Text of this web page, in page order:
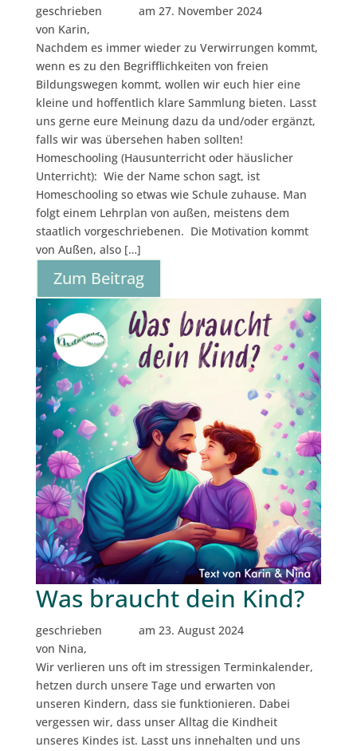
geschrieben
von Karin,
am 27. November 2024
Nachdem es immer wieder zu Verwirrungen kommt,
wenn es zu den Begrifflichkeiten von freien
Bildungswegen kommt, wollen wir euch hier eine
kleine und hoffentlich klare Sammlung bieten. Lasst
uns gerne eure Meinung dazu da und/oder ergänzt,
falls wir was übersehen haben sollten!
Homeschooling (Hausunterricht oder häuslicher
Unterricht): Wie der Name schon sagt, ist
Homeschooling so etwas wie Schule zuhause. Man
folgt einem Lehrplan von außen, meistens dem
staatlich vorgeschriebenen. Die Motivation kommt
von Außen, also […]
Zum Beitrag
Was braucht dein Kind?
geschrieben
von Nina,
am 23. August 2024
Wir verlieren uns oft im stressigen Terminkalender,
hetzen durch unsere Tage und erwarten von
unseren Kindern, dass sie funktionieren. Dabei
vergessen wir, dass unser Alltag die Kindheit
unseres Kindes ist. Lasst uns innehalten und uns